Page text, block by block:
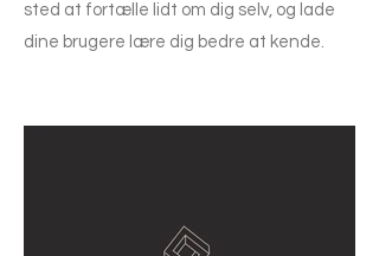
sted at fortælle lidt om dig selv, og lade
dine brugere lære dig bedre at kende.